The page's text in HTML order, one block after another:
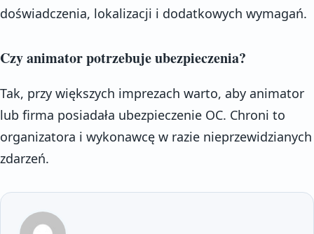
doświadczenia, lokalizacji i dodatkowych wymagań.
Czy animator potrzebuje ubezpieczenia?
Tak, przy większych imprezach warto, aby animator
lub firma posiadała ubezpieczenie OC. Chroni to
organizatora i wykonawcę w razie nieprzewidzianych
zdarzeń.